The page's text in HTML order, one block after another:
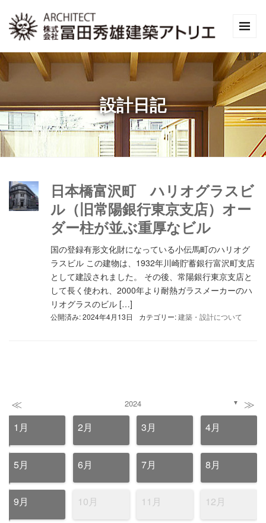
設計日記
日本橋富沢町 ハリオグラスビ
ル（旧常陽銀行東京支店）オー
ダー柱が並ぶ重厚なビル
国の登録有形文化財になっている小伝馬町のハリオグ
ラスビル この建物は、1932年川崎貯蓄銀行富沢町支店
として建設されました。 その後、常陽銀行東京支店と
して長く使われ、2000年より耐熱ガラスメーカーのハ
リオグラスのビル […]
公開済み: 2024年4月13日 カテゴリー:建築・設計について
≪ 2024 ▼ ≫
1月 2月 3月 4月
5月 6月 7月 8月
9月 10月 11月 12月